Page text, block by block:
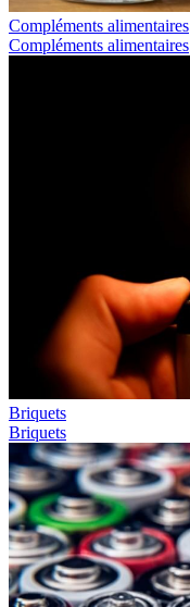
Compléments alimentaires
Compléments alimentaires
Briquets
Briquets